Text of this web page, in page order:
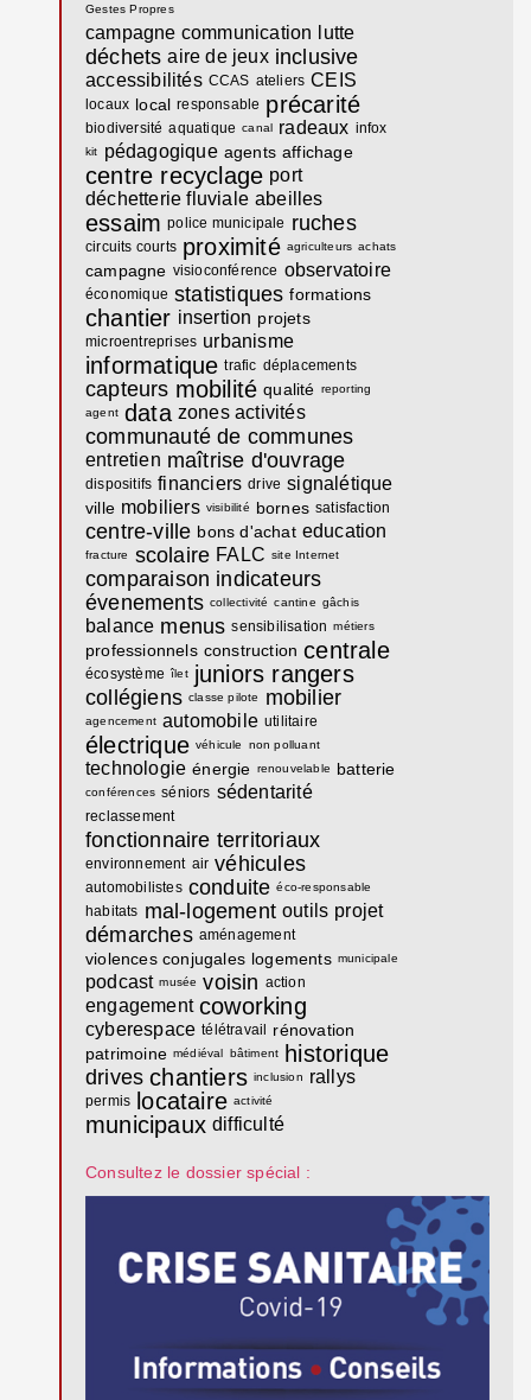
Gestes Propres
campagne communication lutte
déchets aire de jeux inclusive
accessibilités CCAS ateliers CEIS
locaux local responsable précarité
biodiversité aquatique canal radeaux infox
kit pédagogique agents affichage
centre recyclage port
déchetterie fluviale abeilles
essaim police municipale ruches
circuits courts proximité agriculteurs achats
campagne visioconférence observatoire
économique statistiques formations
chantier insertion projets
microentreprises urbanisme
informatique trafic déplacements
capteurs mobilité qualité reporting
agent data zones activités
communauté de communes
entretien maîtrise d'ouvrage
dispositifs financiers drive signalétique
ville mobiliers visibilité bornes satisfaction
centre-ville bons d'achat education
fracture scolaire FALC site Internet
comparaison indicateurs
évenements collectivité cantine gâchis
balance menus sensibilisation métiers
professionnels construction centrale
écosystème îlet juniors rangers
collégiens classe pilote mobilier
agencement automobile utilitaire
électrique véhicule non polluant
technologie énergie renouvelable batterie
conférences séniors sédentarité
reclassement
fonctionnaire territoriaux
environnement air véhicules
automobilistes conduite éco-responsable
habitats mal-logement outils projet
démarches aménagement
violences conjugales logements municipale
podcast musée voisin action
engagement coworking
cyberespace télétravail rénovation
patrimoine médiéval bâtiment historique
drives chantiers inclusion rallys
permis locataire activité
municipaux difficulté
Consultez le dossier spécial :